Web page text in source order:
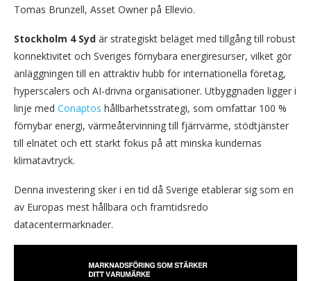
Tomas Brunzell, Asset Owner på Ellevio.
Stockholm 4 Syd är strategiskt beläget med tillgång till robust
konnektivitet och Sveriges förnybara energiresurser, vilket gör
anläggningen till en attraktiv hubb för internationella företag,
hyperscalers och AI-drivna organisationer. Utbyggnaden ligger i
linje med Conaptos hållbarhetsstrategi, som omfattar 100 %
förnybar energi, värmeåtervinning till fjärrvärme, stödtjänster
till elnätet och ett starkt fokus på att minska kundernas
klimatavtryck.
Denna investering sker i en tid då Sverige etablerar sig som en
av Europas mest hållbara och framtidsredo
datacentermarknader.